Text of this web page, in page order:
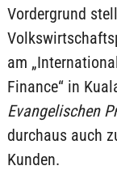
Vordergrund
am
Finance“ in
Evangelischen
durchaus auch
Kunden.